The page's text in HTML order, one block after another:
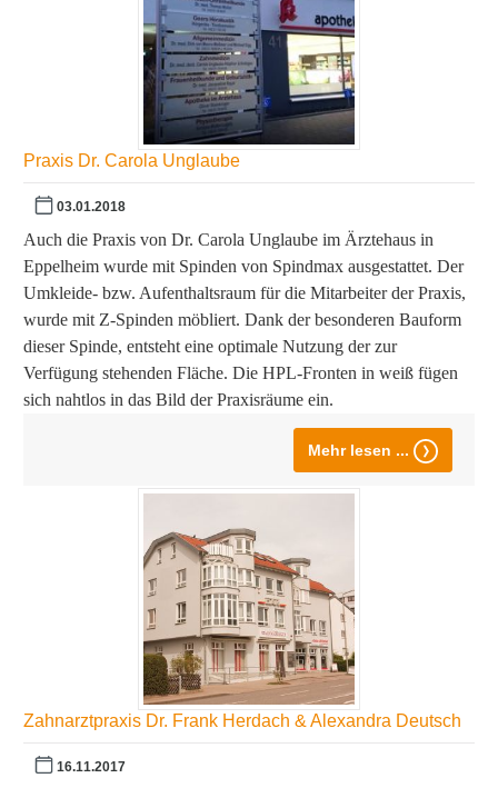
Praxis Dr. Carola Unglaube
03.01.2018
Auch die Praxis von Dr. Carola Unglaube im Ärztehaus in
Eppelheim wurde mit Spinden von Spindmax ausgestattet. Der
Umkleide- bzw. Aufenthaltsraum für die Mitarbeiter der Praxis,
wurde mit Z-Spinden möbliert. Dank der besonderen Bauform
dieser Spinde, entsteht eine optimale Nutzung der zur
Verfügung stehenden Fläche. Die HPL-Fronten in weiß fügen
sich nahtlos in das Bild der Praxisräume ein.
Mehr lesen ...
Zahnarztpraxis Dr. Frank Herdach & Alexandra Deutsch
16.11.2017